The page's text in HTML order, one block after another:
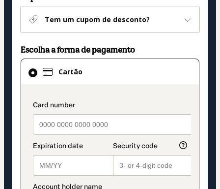
Tem um cupom de desconto?
Escolha a forma de pagamento
Cartão
payment_data.section_title_v2
Cartão
selecionado
pagamento